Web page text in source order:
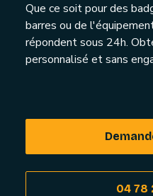
Que ce soit pour des
barres ou de
répondent sous 24h.
personnalisé et sans
04 78